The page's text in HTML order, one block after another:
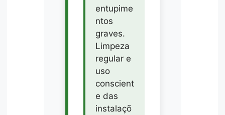
entupime
ntos
graves.
Limpeza
regular e
uso
conscient
e das
instalaçõ